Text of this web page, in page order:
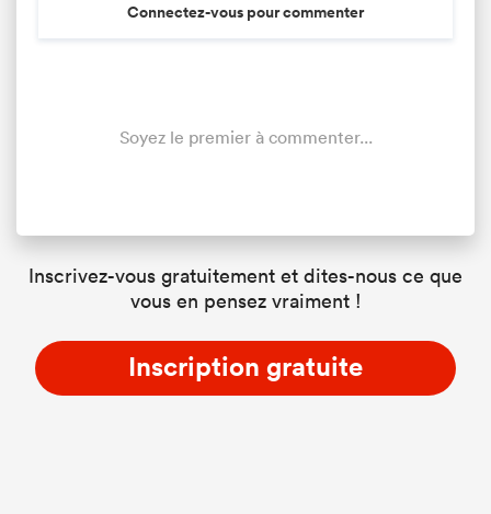
Connectez-vous pour commenter
Soyez le premier à commenter...
Inscrivez-vous gratuitement et dites-nous ce que
vous en pensez vraiment !
Inscription gratuite